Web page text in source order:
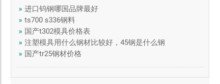
» 进口钨钢哪国品牌最好
» ts700 s336钢料
» 国产t302模具价格表
» 注塑模具用什么钢材比较好，45钢是什么钢
» 国产tr25钢材价格